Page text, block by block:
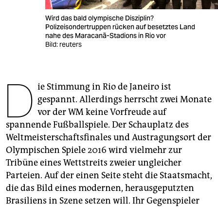
fragen & hilfe
genossenschaft
epaper login
Wird das bald olympische Disziplin?
Polizeisondertruppen rücken auf besetztes Land
nahe des Maracanã-Stadions in Rio vor
Bild: reuters
D ie Stimmung in Rio de Janeiro ist
gespannt. Allerdings herrscht zwei Monate
vor der WM keine Vorfreude auf
spannende Fußballspiele. Der Schauplatz des
Weltmeisterschaftsfinales und Austragungsort der
Olympischen Spiele 2016 wird vielmehr zur
Tribüne eines Wettstreits zweier ungleicher
Parteien. Auf der einen Seite steht die Staatsmacht,
die das Bild eines modernen, herausgeputzten
Brasiliens in Szene setzen will. Ihr Gegenspieler